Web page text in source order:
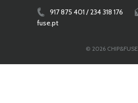
917 875 401 / 234 318 176
fuse.pt
© 2026 CHIP&FUSE